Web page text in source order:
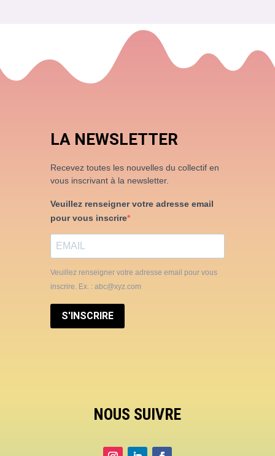
LA NEWSLETTER
Recevez toutes les nouvelles du collectif en
vous inscrivant à la newsletter.
Veuillez renseigner votre adresse email
pour vous inscrire
Veuillez renseigner votre adresse email pour vous
inscrire. Ex. : abc@xyz.com
S'INSCRIRE
NOUS SUIVRE